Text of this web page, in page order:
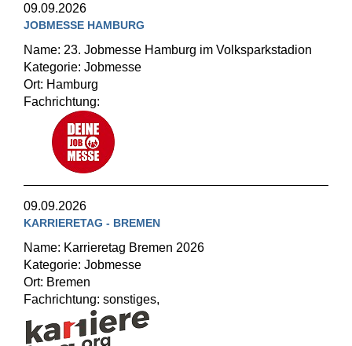
09.09.2026
JOBMESSE HAMBURG
Name: 23. Jobmesse Hamburg im Volksparkstadion
Kategorie: Jobmesse
Ort: Hamburg
Fachrichtung:
09.09.2026
KARRIERETAG - BREMEN
Name: Karrieretag Bremen 2026
Kategorie: Jobmesse
Ort: Bremen
Fachrichtung: sonstiges,